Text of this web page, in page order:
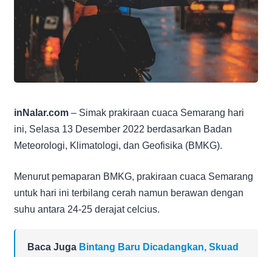
inNalar.com – Simak prakiraan cuaca Semarang hari
ini, Selasa 13 Desember 2022 berdasarkan Badan
Meteorologi, Klimatologi, dan Geofisika (BMKG).
Menurut pemaparan BMKG, prakiraan cuaca Semarang
untuk hari ini terbilang cerah namun berawan dengan
suhu antara 24-25 derajat celcius.
Baca Juga Bintang Baru Dicadangkan, Skuad